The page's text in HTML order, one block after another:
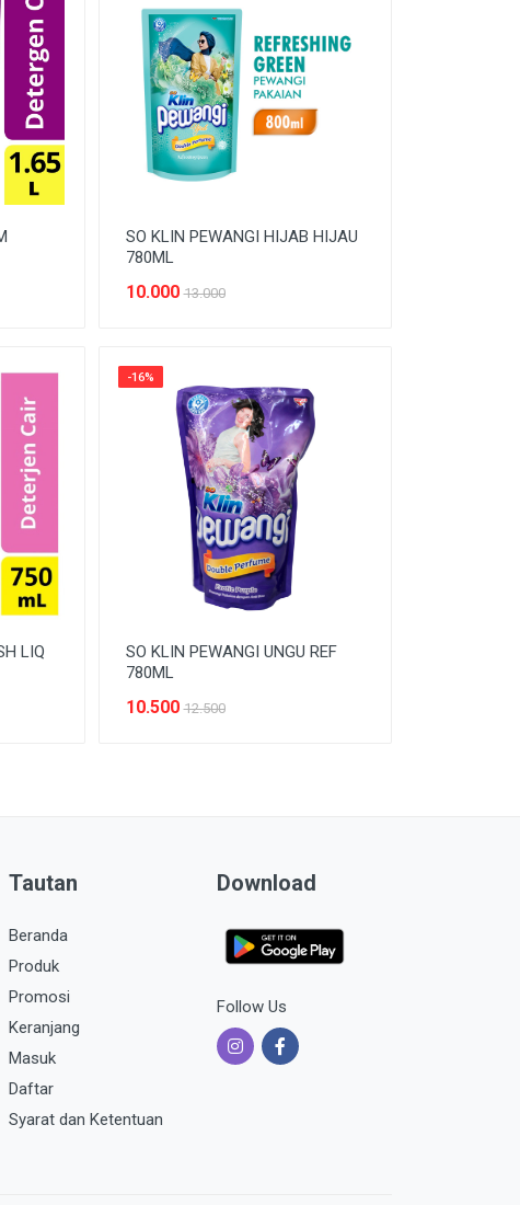
SO KLIN PEWANGI HIJAB HIJAU
780ML
10.000 13.000
LIQ
-16%
SO KLIN PEWANGI UNGU REF
780ML
10.500 12.500
Tautan
Beranda
Produk
Promosi
Keranjang
Masuk
Daftar
Syarat dan Ketentuan
Download
Follow Us